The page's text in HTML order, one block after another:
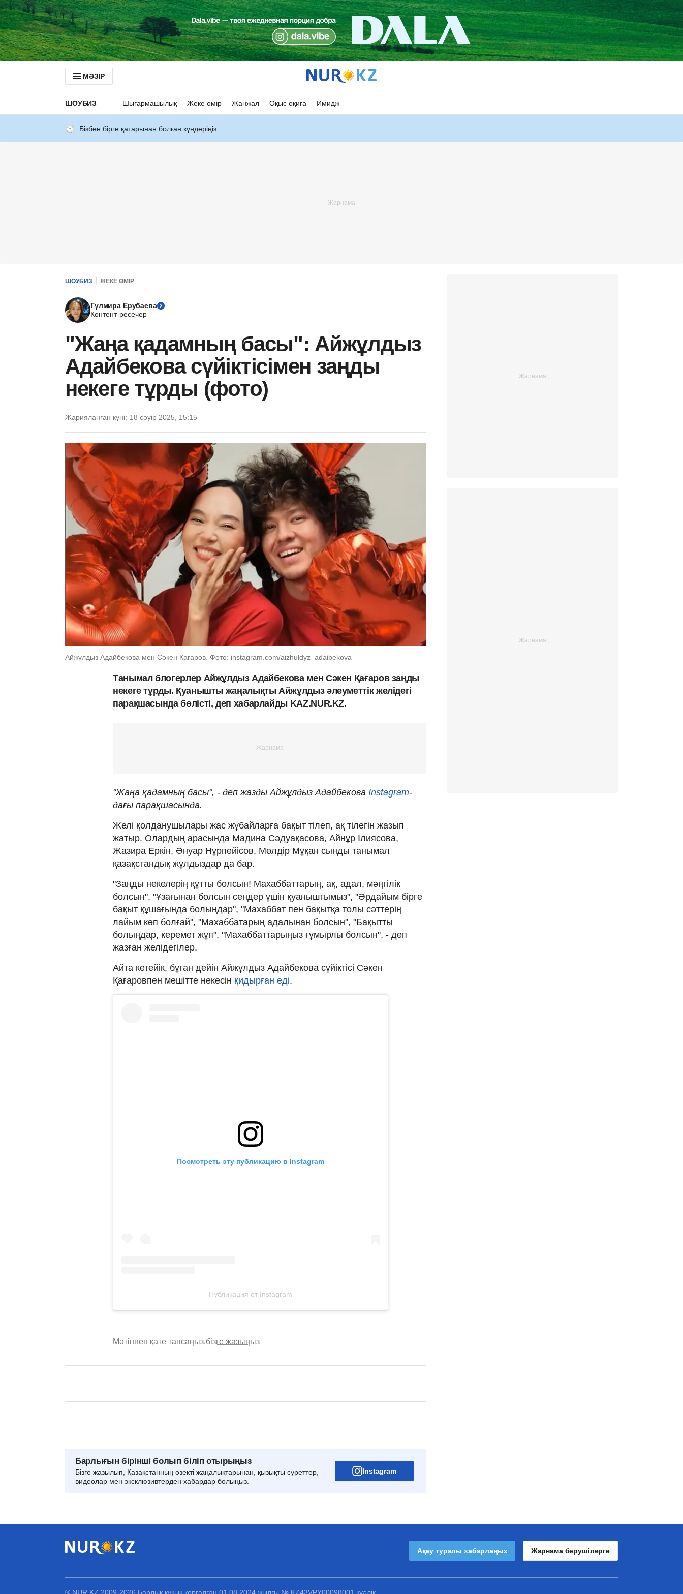
МӘЗІР
ШОУБИЗ Шығармашылық Жеке өмір Жанжал Оқыс оқиға Имидж
Бізбен бірге қатарынан болған күндеріңіз
ШОУБИЗ ЖЕКЕ ӨМІР
Гүлмира Ерубаева
Контент-ресечер
"Жаңа қадамның басы": Айжұлдыз
Адайбекова сүйіктісімен заңды
некеге тұрды (фото)
Жарияланған күні: 18 сәуір 2025, 15:15
Айжұлдыз Адайбекова мен Сәкен Қағаров. Фото: instagram.com/aizhuldyz_adaibekova
Танымал блогерлер Айжұлдыз Адайбекова мен Сәкен Қағаров заңды
некеге тұрды. Қуанышты жаңалықты Айжұлдыз әлеуметтік желідегі
парақшасында бөлісті, деп хабарлайды KAZ.NUR.KZ.
"Жаңа қадамның басы", - деп жазды Айжұлдыз Адайбекова Instagram-
дағы парақшасында.
Желі қолданушылары жас жұбайларға бақыт тілеп, ақ тілегін жазып
жатыр. Олардың арасында Мадина Сәдуақасова, Айнұр Ілиясова,
Жазира Еркін, Әнуар Нұрпейісов, Мөлдір Мұқан сынды танымал
қазақстандық жұлдыздар да бар.
"Заңды некелерің құтты болсын! Махаббаттарың, ақ, адал, мәңгілік
болсын", "Ұзағынан болсын сендер үшін қуаныштымыз", "Әрдайым бірге
бақыт құшағында болыңдар", "Махаббат пен бақытқа толы сәттерің
лайым көп болғай", "Махаббатарың адалынан болсын", "Бақытты
болыңдар, керемет жұп", "Махаббаттарыңыз ғұмырлы болсын", - деп
жазған желідегілер.
Айта кетейік, бұған дейін Айжұлдыз Адайбекова сүйіктісі Сәкен
Қағаровпен мешітте некесін қидырған еді.
Посмотреть эту публикацию в Instagram
Публикация от Instagram
Мәтіннен қате тапсаңыз,бізге жазыңыз
Барлығын бірінші болып біліп отырыңыз
Бізге жазылып, Қазақстанның өзекті жаңалықтарынан, қызықты суреттер,
видеолар мен эксклюзивтерден хабардар болыңыз.
Instagram
Ақау туралы хабарлаңыз Жарнама берушілерге